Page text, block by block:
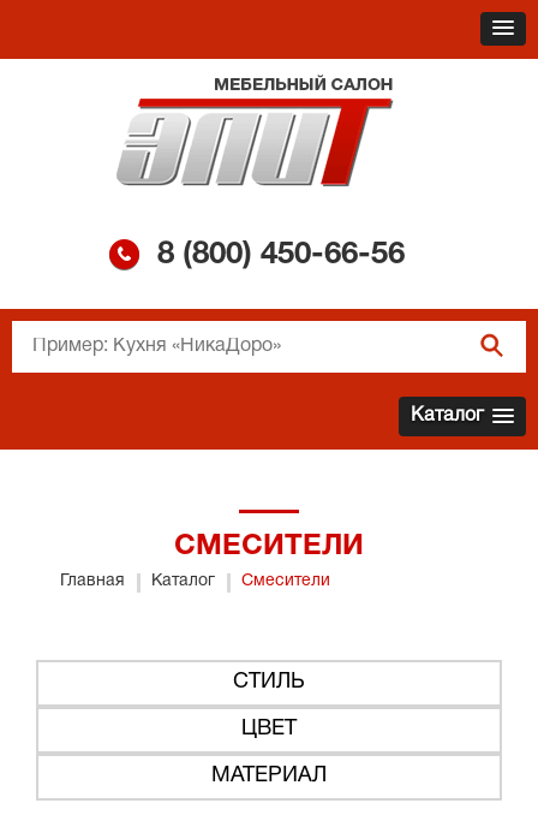
8 (800) 450-66-56
Каталог
СМЕСИТЕЛИ
Главная Каталог Смесители
СТИЛЬ
ЦВЕТ
МАТЕРИАЛ